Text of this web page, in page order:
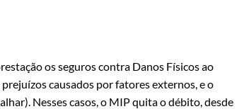
os seguros contra Danos Físicos ao
causados por fatores externos, e o
Nesses casos, o MIP quita o débito, desde